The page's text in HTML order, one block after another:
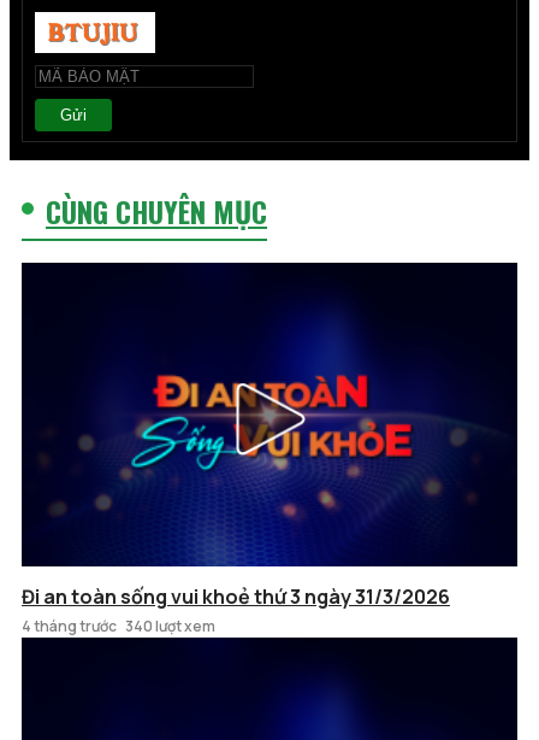
Gửi
CÙNG CHUYÊN MỤC
Đi an toàn sống vui khoẻ thứ 3 ngày 31/3/2026
4 tháng trước 340 lượt xem